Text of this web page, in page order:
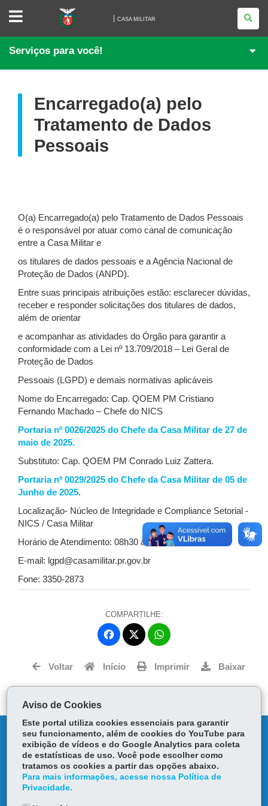
MILITAR
CASA MILITAR
Serviços para você!
Encarregado(a) pelo
Tratamento de Dados
Pessoais
O(a) Encarregado(a) pelo Tratamento de Dados Pessoais
é o responsável por atuar como canal de comunicação
entre a Casa Militar e
os titulares de dados pessoais e a Agência Nacional de
Proteção de Dados (ANPD).
Entre suas principais atribuições estão: esclarecer dúvidas,
receber e responder solicitações dos titulares de dados,
além de orientar
e acompanhar as atividades do Órgão para garantir a
conformidade com a Lei nº 13.709/2018 – Lei Geral de
Proteção de Dados
Pessoais (LGPD) e demais normativas aplicáveis
Nome do Encarregado: Cap. QOEM PM Cristiano
Fernando Machado – Chefe do NICS
Portaria nº 0026/2025 do Chefe da Casa Militar de 27 de
maio de 2025.
Substituto: Cap. QOEM PM Conrado Luiz Zattera.
Portaria nº 0029/2025 do Chefe da Casa Militar de 05 de
Junho de 2025.
Localização- Núcleo de Integridade e Compliance Setorial -
NICS / Casa Militar
Horário de Atendimento: 08h30 às 18h
E-mail: lgpd@casamilitar.pr.gov.br
Fone: 3350-2873
COMPARTILHE:
Fa
ce
bo
itt
er
ts
Voltar Início Imprimir Baixar
DENUNCIE CORRUPÇÃO
OUVIDORIA
TRANSPARÊNCIA INSTITUCIONAL
Aviso de Cookies
Este portal utiliza cookies essenciais para garantir
seu funcionamento, além de cookies do YouTube para
exibição de vídeos e do Google Analytics para coleta
de estatísticas de uso. Você pode escolher como
tratamos os cookies a partir das opções abaixo.
Para mais informações, acesse nossa Política de
Privacidade.